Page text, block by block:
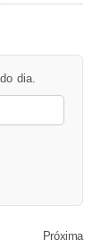
dia.
Próxima